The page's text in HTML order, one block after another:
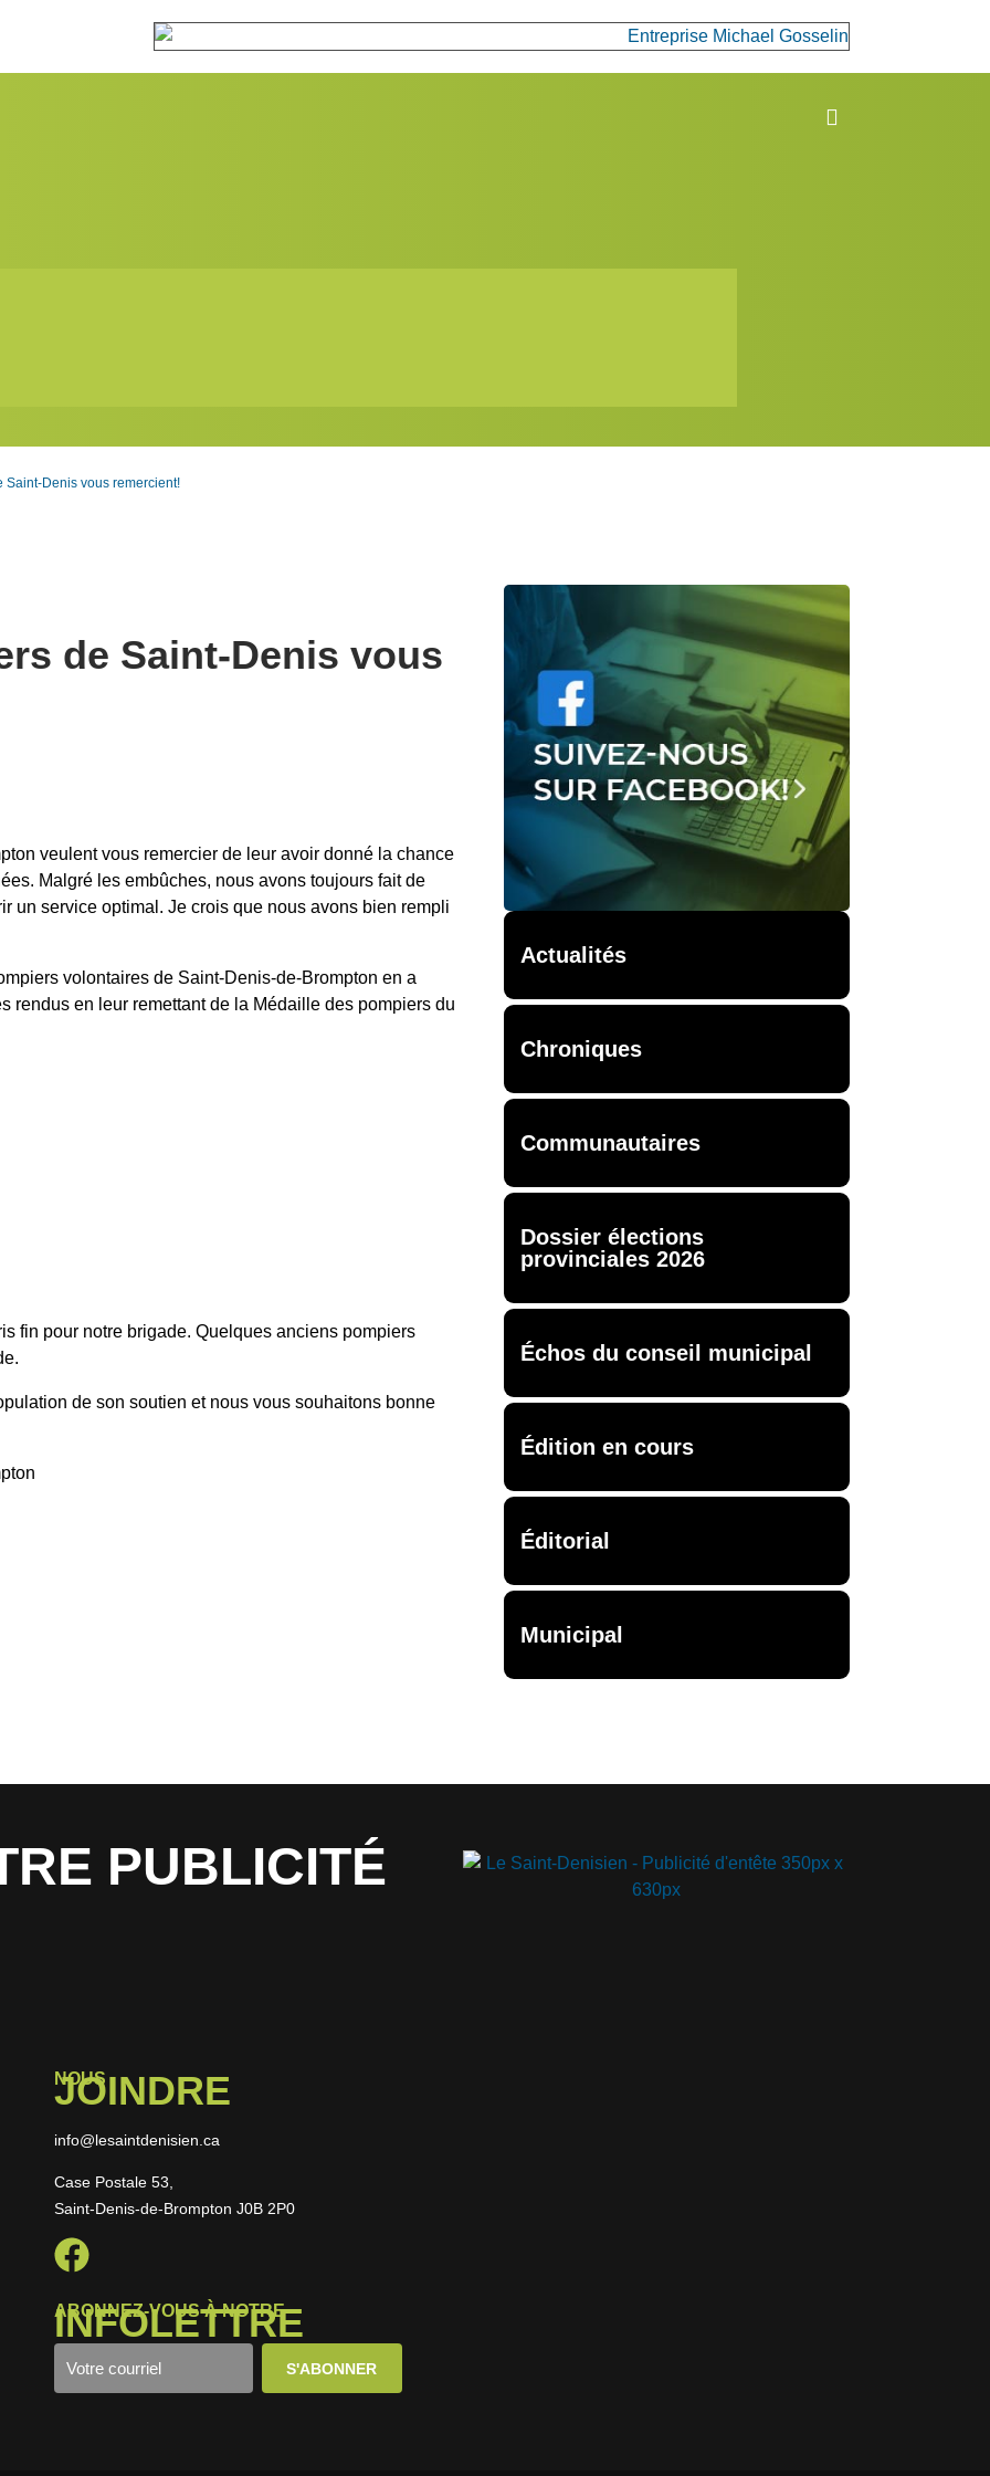
Saint-Denis vous remercient!
de Saint-Denis vous
veulent vous remercier de leur avoir donné la chance
Malgré les embûches, nous avons toujours fait de
un service optimal. Je crois que nous avons bien rempli
volontaires de Saint-Denis-de-Brompton en a
rendus en leur remettant de la Médaille des pompiers du
fin pour notre brigade. Quelques anciens pompiers
de son soutien et nous vous souhaitons bonne
Actualités
Chroniques
Communautaires
Dossier élections
provinciales 2026
Échos du conseil municipal
Édition en cours
Éditorial
Municipal
PUBLICITÉ
NOUS
JOINDRE
info@lesaintdenisien.ca
Case Postale 53,
Saint-Denis-de-Brompton J0B 2P0
ABONNEZ-VOUS À NOTRE
INFOLETTRE